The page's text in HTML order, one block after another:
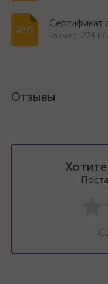
Сертификат
Размер: 274 Кб
Отзывы